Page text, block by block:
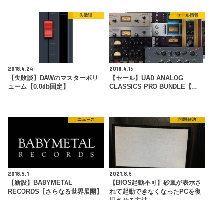
失敗談
2018.4.24
【失敗談】DAWのマスターボリ
ューム【0.0db固定】
セール情報
2018.4.16
【セール】UAD ANALOG
CLASSICS PRO BUNDLE【…
ニュース
2018.5.1
【新設】BABYMETAL
RECORDS【さらなる世界展開】
問題解決
2021.8.5
【BIOS起動不可】砂嵐が表示さ
れて起動できなくなったPCを復